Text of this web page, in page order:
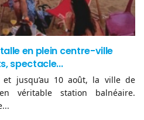
en plein centre-ville
spectacle...
jusqu’au 10 août, la ville de
véritable station balnéaire.